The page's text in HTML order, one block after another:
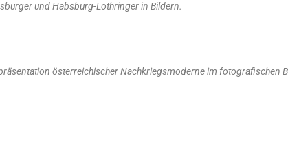
und Habsburg-Lothringer in Bildern.
österreichischer Nachkriegsmoderne im fotografischen